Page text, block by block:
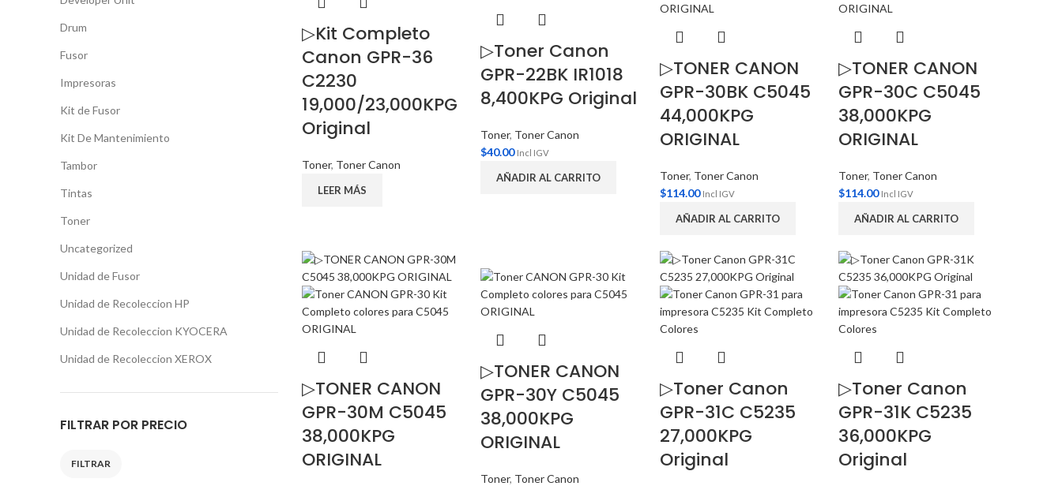
Drum
Fusor
Impresoras
Kit de Fusor
Kit De Mantenimiento
Tambor
Tintas
Toner
Uncategorized
Unidad de Fusor
Unidad de Recoleccion HP
Unidad de Recoleccion KYOCERA
Unidad de Recoleccion XEROX
FILTRAR POR PRECIO
FILTRAR
▷Kit Completo
Canon GPR-36
C2230
19,000/23,000KPG
Original
Toner, Toner Canon
LEER MÁS
▷Toner Canon
GPR-22BK IR1018
8,400KPG Original
Toner, Toner Canon
$40.00 Incl IGV
AÑADIR AL CARRITO
▷TONER CANON
GPR-30BK C5045
44,000KPG
ORIGINAL
Toner, Toner Canon
$114.00 Incl IGV
AÑADIR AL CARRITO
▷TONER CANON
GPR-30C C5045
38,000KPG
ORIGINAL
Toner, Toner Canon
$114.00 Incl IGV
AÑADIR AL CARRITO
▷TONER CANON
GPR-30M C5045
38,000KPG
ORIGINAL
▷TONER CANON
GPR-30Y C5045
38,000KPG
ORIGINAL
Toner, Toner Canon
▷Toner Canon
GPR-31C C5235
27,000KPG
Original
▷Toner Canon
GPR-31K C5235
36,000KPG
Original